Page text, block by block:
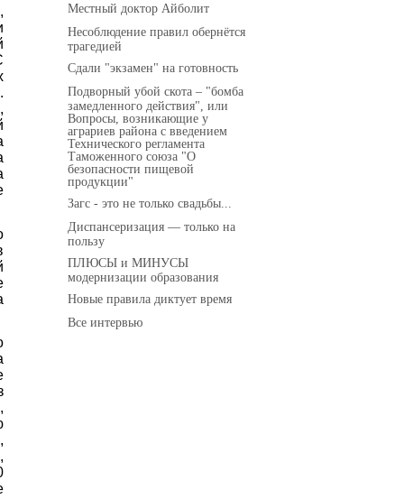
Местный доктор Айболит
Несоблюдение правил обернётся
трагедией
Сдали "экзамен" на готовность
Подворный убой скота – "бомба
замедленного действия", или
Вопросы, возникающие у
аграриев района с введением
Технического регламента
Таможенного союза "О
безопасности пищевой
продукции"
Загс - это не только свадьбы...
Диспансеризация — только на
пользу
ПЛЮСЫ и МИНУСЫ
модернизации образования
Новые правила диктует время
Все интервью